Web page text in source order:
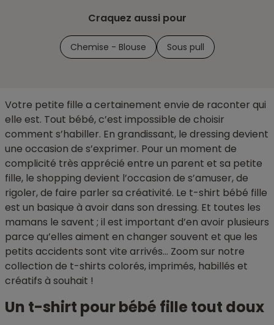
Craquez aussi pour
Chemise - Blouse Sous pull
Votre petite fille a certainement envie de raconter qui
elle est. Tout bébé, c’est impossible de choisir
comment s’habiller. En grandissant, le dressing devient
une occasion de s’exprimer. Pour un moment de
complicité très apprécié entre un parent et sa petite
fille, le shopping devient l’occasion de s’amuser, de
rigoler, de faire parler sa créativité. Le t-shirt bébé fille
est un basique à avoir dans son dressing. Et toutes les
mamans le savent ; il est important d’en avoir plusieurs
parce qu’elles aiment en changer souvent et que les
petits accidents sont vite arrivés… Zoom sur notre
collection de t-shirts colorés, imprimés, habillés et
créatifs à souhait !
Un t-shirt pour bébé fille tout doux